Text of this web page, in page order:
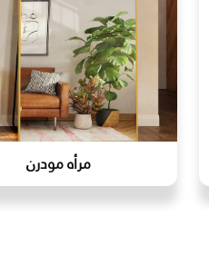
مرأه مودرن